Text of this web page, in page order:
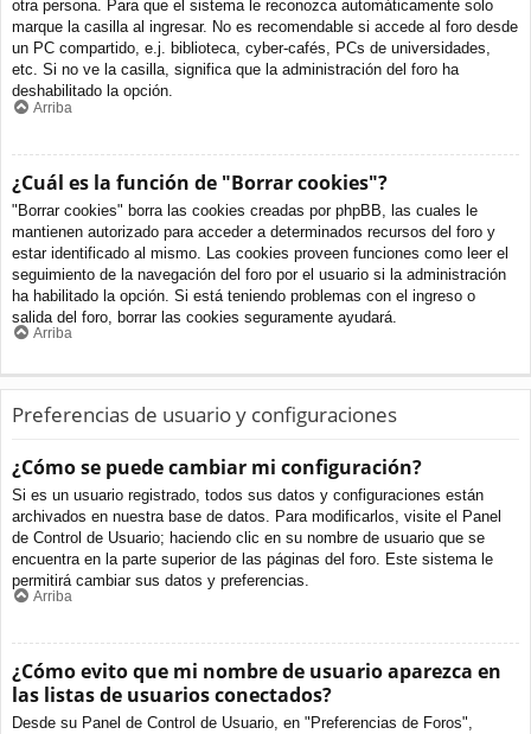
otra persona. Para que el sistema le reconozca automáticamente solo
marque la casilla al ingresar. No es recomendable si accede al foro desde
un PC compartido, e.j. biblioteca, cyber-cafés, PCs de universidades,
etc. Si no ve la casilla, significa que la administración del foro ha
deshabilitado la opción.
Arriba
¿Cuál es la función de "Borrar cookies"?
"Borrar cookies" borra las cookies creadas por phpBB, las cuales le
mantienen autorizado para acceder a determinados recursos del foro y
estar identificado al mismo. Las cookies proveen funciones como leer el
seguimiento de la navegación del foro por el usuario si la administración
ha habilitado la opción. Si está teniendo problemas con el ingreso o
salida del foro, borrar las cookies seguramente ayudará.
Arriba
Preferencias de usuario y configuraciones
¿Cómo se puede cambiar mi configuración?
Si es un usuario registrado, todos sus datos y configuraciones están
archivados en nuestra base de datos. Para modificarlos, visite el Panel
de Control de Usuario; haciendo clic en su nombre de usuario que se
encuentra en la parte superior de las páginas del foro. Este sistema le
permitirá cambiar sus datos y preferencias.
Arriba
¿Cómo evito que mi nombre de usuario aparezca en
las listas de usuarios conectados?
Desde su Panel de Control de Usuario, en "Preferencias de Foros",